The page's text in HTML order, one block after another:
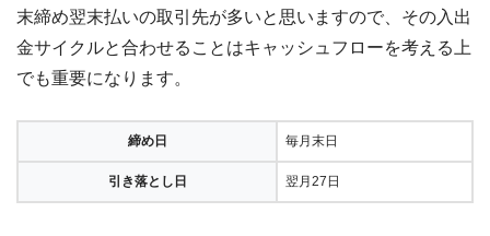
末締め翌末払いの取引先が多いと思いますので、その入出
金サイクルと合わせることはキャッシュフローを考える上
でも重要になります。
締め日 毎月末日
引き落とし日 翌月27日